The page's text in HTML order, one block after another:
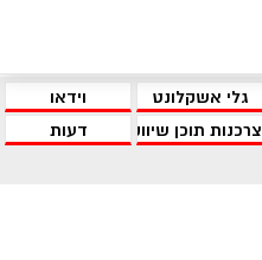
גלי אשקלונט
וידאו
צרכנות תוכן שיווקי
דעות